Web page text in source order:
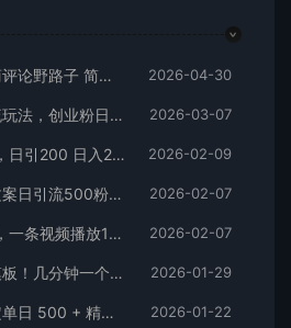
不开店也能引流！电商评论野路子 简单粗暴 有手就能做 2026-04-30
抖音破局！不封号截流玩法，创业粉日涨 200 + 实操指南 2026-03-07
2026电商引流新玩法，日引200 日入2500+ 2026-02-09
抖音一张图片，一段文案日引流500粉，新手小白，轻松上手 2026-02-07
2026年引爆流量技术，一条视频播放100W＋，无脑发，小白轻松上手 2026-02-07
最新抖音引流创业粉模板！几分钟一个视频，非常暴力，小白直接可上手操作！ 2026-01-29
别再瞎引流！一招搞定单日 500 + 精准粉，微信直接爆仓 2026-01-22